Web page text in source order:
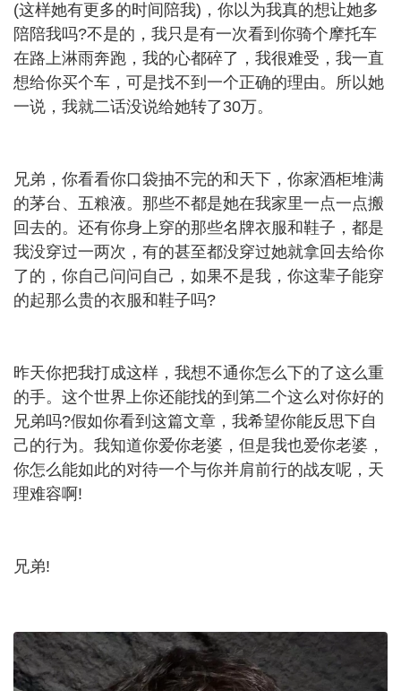
(这样她有更多的时间陪我)，你以为我真的想让她多
陪陪我吗?不是的，我只是有一次看到你骑个摩托车
在路上淋雨奔跑，我的心都碎了，我很难受，我一直
想给你买个车，可是找不到一个正确的理由。所以她
一说，我就二话没说给她转了30万。
兄弟，你看看你口袋抽不完的和天下，你家酒柜堆满
的茅台、五粮液。那些不都是她在我家里一点一点搬
回去的。还有你身上穿的那些名牌衣服和鞋子，都是
我没穿过一两次，有的甚至都没穿过她就拿回去给你
了的，你自己问问自己，如果不是我，你这辈子能穿
的起那么贵的衣服和鞋子吗?
昨天你把我打成这样，我想不通你怎么下的了这么重
的手。这个世界上你还能找的到第二个这么对你好的
兄弟吗?假如你看到这篇文章，我希望你能反思下自
己的行为。我知道你爱你老婆，但是我也爱你老婆，
你怎么能如此的对待一个与你并肩前行的战友呢，天
理难容啊!
兄弟!